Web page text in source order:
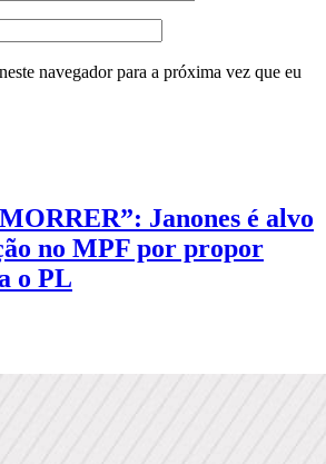
navegador para a próxima vez que eu
Janones é alvo
no MPF por propor
o PL